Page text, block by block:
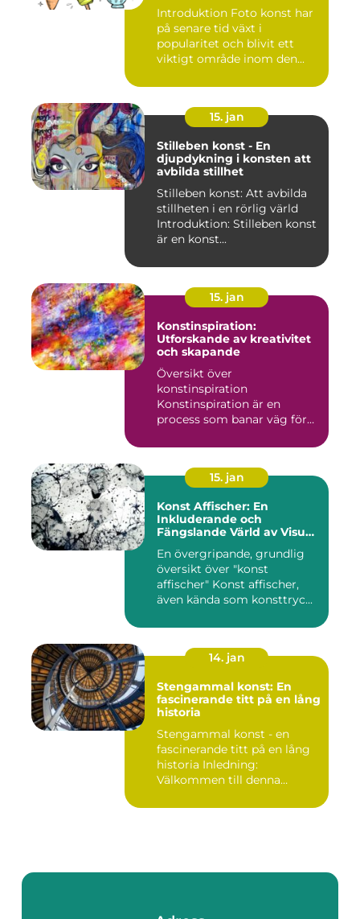
Introduktion Foto konst har
på senare tid växt i
popularitet och blivit ett
viktigt område inom den...
15. jan
Stilleben konst - En
djupdykning i konsten att
avbilda stillhet
Stilleben konst: Att avbilda
stillheten i en rörlig värld
Introduktion: Stilleben konst
är en konst...
15. jan
Konstinspiration:
Utforskande av kreativitet
och skapande
Översikt över
konstinspiration
Konstinspiration är en
process som banar väg för
15. jan
Konst Affischer: En
Inkluderande och
Fängslande Värld av Visuell
En övergripande, grundlig
översikt över "konst
affischer" Konst affischer,
även kända som konsttryc...
14. jan
Stengammal konst: En
fascinerande titt på en lång
historia
Stengammal konst - en
fascinerande titt på en lång
historia Inledning:
Välkommen till denna